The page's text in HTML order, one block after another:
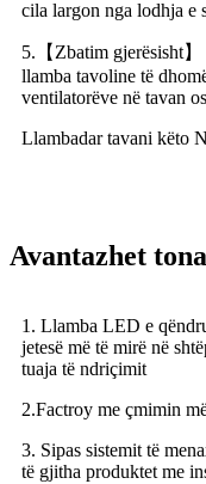
cila largon nga lodhja e
5.【Zbatim gjerësisht】
llamba tavoline të
ventilatorëve në tavan
Llambadar tavani këto
Avantazhet tona
1. Llamba LED e
jetesë më të mirë në
tuaja të ndriçimit
2.Factroy me çmimin
3. Sipas sistemit të
të gjitha produktet me